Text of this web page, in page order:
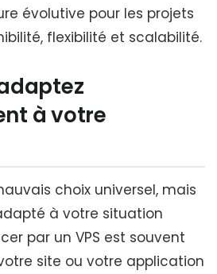
évolutive pour les projets
flexibilité et scalabilité.
à votre
choix universel, mais
à votre situation
par un VPS est souvent
site ou votre application